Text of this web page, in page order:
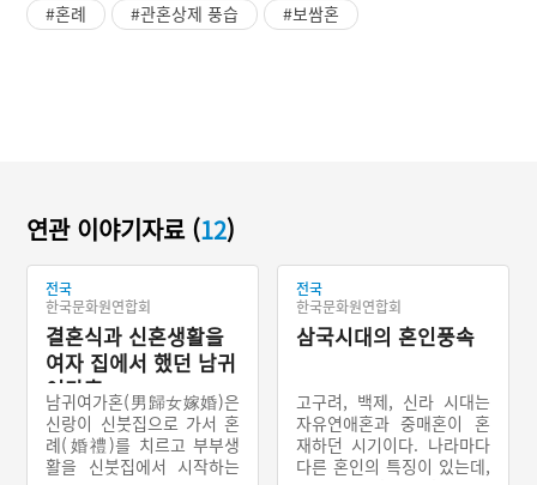
#혼례 #관혼상제 풍습 #보쌈혼
연관 이야기자료 (12)
전국
한국문화원연합회
결혼식과 신혼생활을
여자 집에서 했던 남귀
여가혼
남귀여가혼(男歸女嫁婚)은
신랑이 신붓집으로 가서 혼
례(婚禮)를 치르고 부부생
활을 신붓집에서 시작하는
전국
한국문화원연합회
삼국시대의 혼인풍속
고구려, 백제, 신라 시대는
자유연애혼과 중매혼이 혼
재하던 시기이다. 나라마다
다른 혼인의 특징이 있는데,